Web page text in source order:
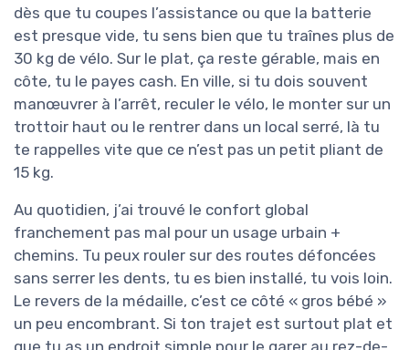
dès que tu coupes l’assistance ou que la batterie
est presque vide, tu sens bien que tu traînes plus de
30 kg de vélo. Sur le plat, ça reste gérable, mais en
côte, tu le payes cash. En ville, si tu dois souvent
manœuvrer à l’arrêt, reculer le vélo, le monter sur un
trottoir haut ou le rentrer dans un local serré, là tu
te rappelles vite que ce n’est pas un petit pliant de
15 kg.
Au quotidien, j’ai trouvé le confort global
franchement pas mal pour un usage urbain +
chemins. Tu peux rouler sur des routes défoncées
sans serrer les dents, tu es bien installé, tu vois loin.
Le revers de la médaille, c’est ce côté « gros bébé »
un peu encombrant. Si ton trajet est surtout plat et
que tu as un endroit simple pour le garer au rez-de-